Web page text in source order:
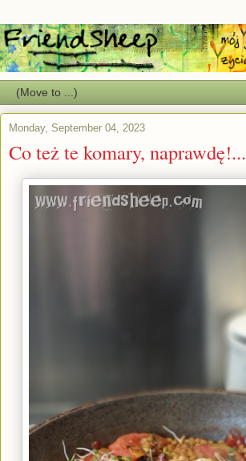
Monday, September 04, 2023
Co też te komary, naprawdę!...